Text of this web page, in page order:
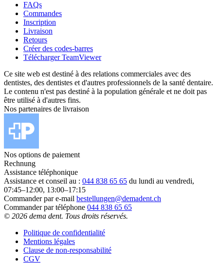
FAQs
Commandes
Inscription
Livraison
Retours
Créer des codes-barres
Télécharger TeamViewer
Ce site web est destiné à des relations commerciales avec des
dentistes, des dentistes et d'autres professionnels de la santé dentaire.
Le contenu n'est pas destiné à la population générale et ne doit pas
être utilisé à d'autres fins.
Nos partenaires de livraison
Nos options de paiement
Rechnung
Assistance téléphonique
Assistance et conseil au : 044 838 65 65 du lundi au vendredi,
07:45–12:00, 13:00–17:15
Commander par e-mail bestellungen@demadent.ch
Commander par téléphone 044 838 65 65
© 2026 dema dent. Tous droits réservés.
Politique de confidentialité
Mentions légales
Clause de non-responsabilité
CGV